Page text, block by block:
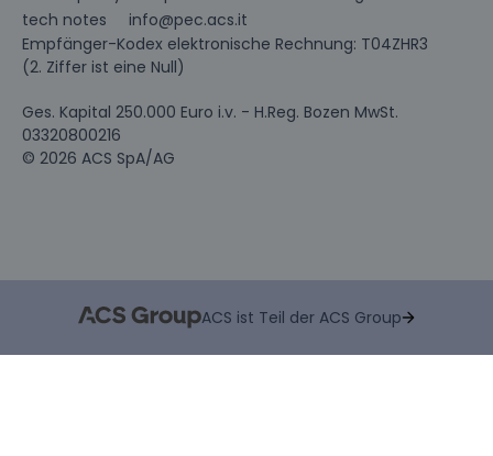
tech notes
info@pec.acs.it
Empfänger-Kodex elektronische Rechnung: T04ZHR3
(2. Ziffer ist eine Null)
Ges. Kapital 250.000 Euro i.v. - H.Reg. Bozen MwSt.
03320800216
© 2026 ACS SpA/AG
ACS ist Teil der ACS Group